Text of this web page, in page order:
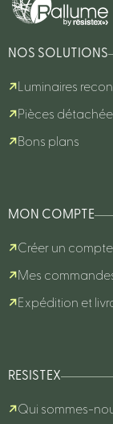
NOS SOLUTIONS
Luminaires
Pièces
Bons plans
MON COMPTE
Créer un compte
Mes
Expédition et
RESISTEX
Qui sommes-